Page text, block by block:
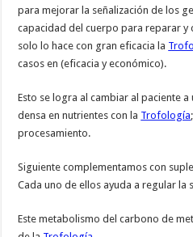
para mejorar la señalización de los
capacidad del cuerpo para reparar y
solo lo hace con gran eficacia la
casos en (eficacia y económico).
Esto se logra al cambiar al paciente
densa en nutrientes con la Trofología
procesamiento.
Siguiente complementamos con
Cada uno de ellos ayuda a regular la
Este metabolismo del carbono de